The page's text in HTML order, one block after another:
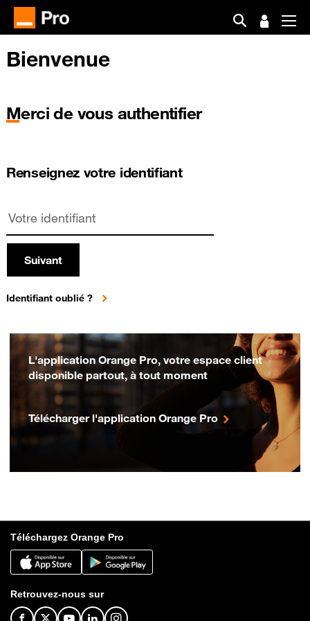
Bienvenue
Merci de vous authentifier
Renseignez votre identifiant
Suivant
Identifiant oublié ?
L'application Orange Pro, votre espace client
disponible partout, à tout moment
Télécharger l'application Orange Pro
Téléchargez Orange Pro
Retrouvez-nous sur